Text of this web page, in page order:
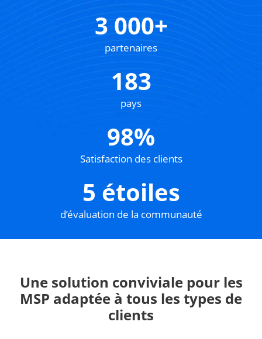
3 000+
partenaires
183
pays
98%
Satisfaction des clients
5 étoiles
d’évaluation de la communauté
Une solution conviviale pour les
MSP adaptée à tous les types de
clients